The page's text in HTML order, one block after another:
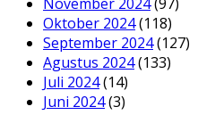
Oktober 2024(118)
September 2024(127)
Agustus 2024(133)
Juli 2024(14)
Juni 2024(3)